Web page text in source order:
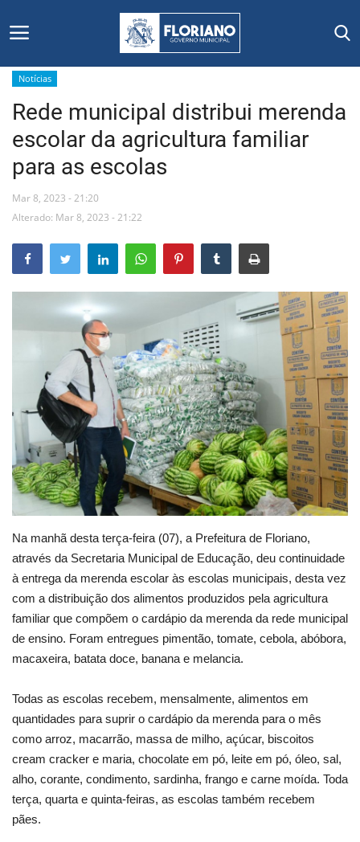
Início
Editais
Floriano
Mural de Licitações
Notícias
Webmail
Contato
Notícias
Rede municipal distribui merenda
escolar da agricultura familiar
para as escolas
Mar 8, 2023 - 21:20
Alterado: Mar 8, 2023 - 21:22
Na manhã desta terça-feira (07), a Prefeitura de Floriano,
através da Secretaria Municipal de Educação, deu continuidade
à entrega da merenda escolar às escolas municipais, desta vez
com a distribuição dos alimentos produzidos pela agricultura
familiar que compõem o cardápio da merenda da rede municipal
de ensino. Foram entregues pimentão, tomate, cebola, abóbora,
macaxeira, batata doce, banana e melancia.
Todas as escolas recebem, mensalmente, alimentos em
quantidades para suprir o cardápio da merenda para o mês
como arroz, macarrão, massa de milho, açúcar, biscoitos
cream cracker e maria, chocolate em pó, leite em pó, óleo, sal,
alho, corante, condimento, sardinha, frango e carne moída. Toda
terça, quarta e quinta-feiras, as escolas também recebem
pães.